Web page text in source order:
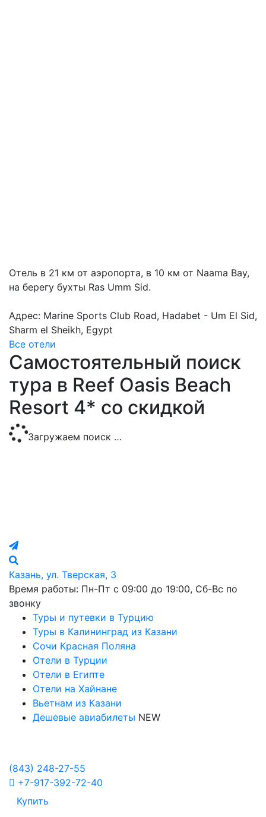
Отель в 21 км от аэропорта, в 10 км от Naama Bay,
на берегу бухты Ras Umm Sid.
Адрес: Marine Sports Club Road, Hadabet - Um El Sid,
Sharm el Sheikh, Egypt
Все отели
Самостоятельный поиск
тура в Reef Oasis Beach
Resort 4* со скидкой
Загружаем поиск …
Казань, ул. Тверская, 3
Время работы: Пн-Пт с 09:00 до 19:00, Сб-Вс по
звонку
Туры и путевки в Турцию
Туры в Калининград из Казани
Сочи Красная Поляна
Отели в Турции
Отели в Египте
Отели на Хайнане
Вьетнам из Казани
Дешевые авиабилеты NEW
(843) 248-27-55
+7-917-392-72-40
Купить